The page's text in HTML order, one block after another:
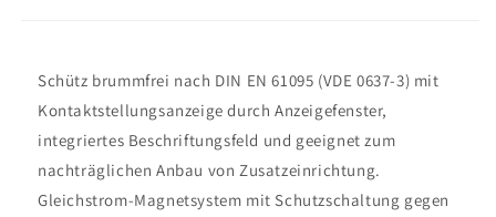
Schütz brummfrei nach DIN EN 61095 (VDE 0637-3) mit
Kontaktstellungsanzeige durch Anzeigefenster,
integriertes Beschriftungsfeld und geeignet zum
nachträglichen Anbau von Zusatzeinrichtung.
Gleichstrom-Magnetsystem mit Schutzschaltung gegen